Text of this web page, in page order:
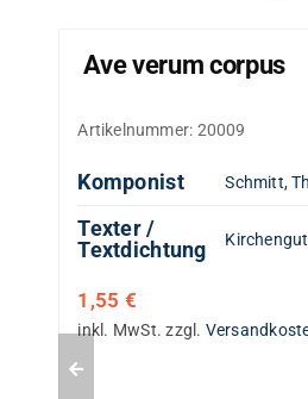
Ave verum corpus
Artikelnummer: 20009
Komponist Schmitt,
Texter /
Textdichtung
Kirchengut
1,55 €
inkl. MwSt. zzgl.